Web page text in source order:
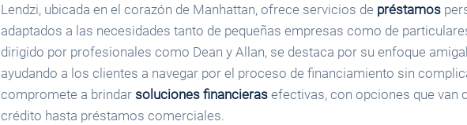
Lendzi, ubicada en el corazón de Manhattan, ofrece servicios de préstamos
adaptados a las necesidades tanto de pequeñas empresas como de
dirigido por profesionales como Dean y Allan, se destaca por su enfoque
ayudando a los clientes a navegar por el proceso de financiamiento sin
compromete a brindar soluciones financierasefectivas, con opciones que van
crédito hasta préstamos comerciales.